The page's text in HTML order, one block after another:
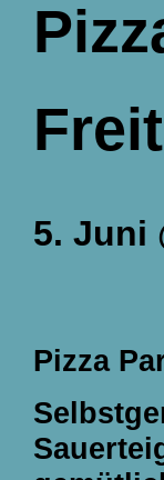
5. Juni
Pizza